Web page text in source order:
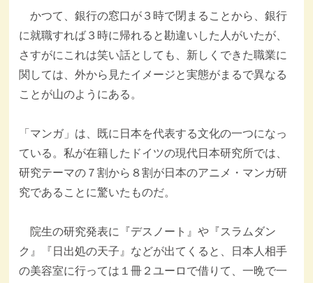
かつて、銀行の窓口が３時で閉まることから、銀行
に就職すれば３時に帰れると勘違いした人がいたが、
さすがにこれは笑い話としても、新しくできた職業に
関しては、外から見たイメージと実態がまるで異なる
ことが山のようにある。
「マンガ」は、既に日本を代表する文化の一つになっ
ている。私が在籍したドイツの現代日本研究所では、
研究テーマの７割から８割が日本のアニメ・マンガ研
究であることに驚いたものだ。
院生の研究発表に『デスノート』や『スラムダン
ク』『日出処の天子』などが出てくると、日本人相手
の美容室に行っては１冊２ユーロで借りて、一晩で一